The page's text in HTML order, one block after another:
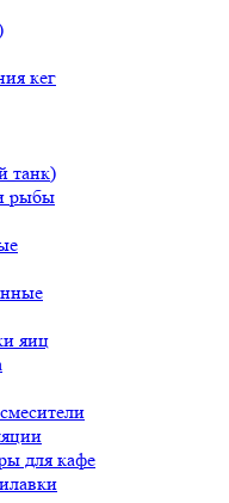
кег
танк)
рыбы
яиц
для кафе